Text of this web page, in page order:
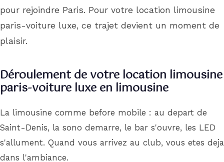
pour rejoindre Paris. Pour votre location limousine
paris-voiture luxe, ce trajet devient un moment de
plaisir.
Déroulement de votre location limousine
paris-voiture luxe en limousine
La limousine comme before mobile : au depart de
Saint-Denis, la sono demarre, le bar s'ouvre, les LED
s'allument. Quand vous arrivez au club, vous etes deja
dans l'ambiance.